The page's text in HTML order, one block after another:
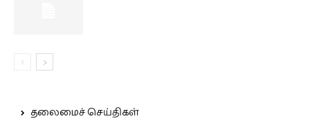
தலைமைச் செய்திகள்